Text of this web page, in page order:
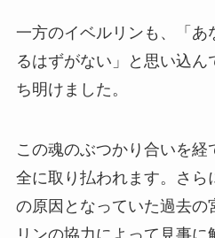
一方のイベルリンも、「あ
るはずがない」と思い込
ち明けました。
この魂のぶつかり合いを
全に取り払われます。さら
の原因となっていた過去の
リンの協力によって見事に